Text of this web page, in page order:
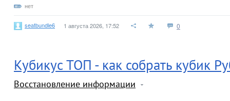
нет
seatbundle6 1 августа 2026, 17:52 0
Кубикус ТОП - как собрать кубик
Восстановление информации